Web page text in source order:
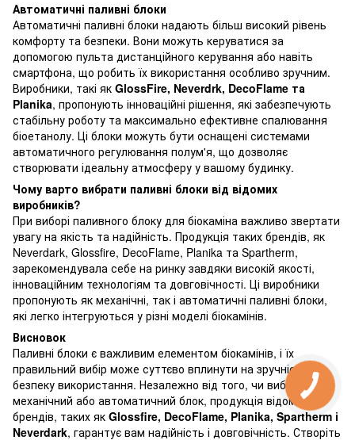
Автоматичні паливні блоки
Автоматичні паливні блоки надають більш високий рівень
комфорту та безпеки. Вони можуть керуватися за
допомогою пульта дистанційного керування або навіть
смартфона, що робить їх використання особливо зручним.
Виробники, такі як GlossFire, Neverdrk, DecoFlame та
Planika, пропонують інноваційні рішення, які забезпечують
стабільну роботу та максимально ефективне спалювання
біоетанолу. Ці блоки можуть бути оснащені системами
автоматичного регулювання полум'я, що дозволяє
створювати ідеальну атмосферу у вашому будинку.
Чому варто вибрати паливні блоки від відомих
виробників?
При виборі паливного блоку для біокаміна важливо звертати
увагу на якість та надійність. Продукція таких брендів, як
Neverdark, Glossfire, DecoFlame, Planika та Spartherm,
зарекомендувала себе на ринку завдяки високій якості,
інноваційним технологіям та довговічності. Ці виробники
пропонують як механічні, так і автоматичні паливні блоки,
які легко інтегруються у різні моделі біокамінів.
Висновок
Паливні блоки є важливим елементом біокамінів, і їх
правильний вибір може суттєво вплинути на зручність та
безпеку використання. Незалежно від того, чи виберете
механічний або автоматичний блок, продукція відомих
брендів, таких як Glossfire, DecoFlame, Planika, Spartherm і
Neverdark, гарантує вам надійність і довговічність. Створіть